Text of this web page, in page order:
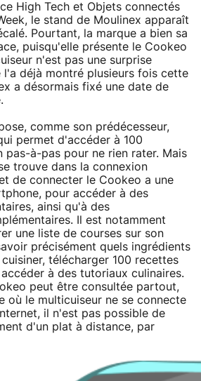
High Tech et Objets connectés
le stand de Moulinex apparaît
Pourtant, la marque a bien sa
puisqu'elle présente le Cookeo
n'est pas une surprise
l'a déjà montré plusieurs fois cette
a désormais fixé une date de
comme son prédécesseur,
permet d'accéder à 100
pas-à-pas pour ne rien rater. Mais
trouve dans la connexion
de connecter le Cookeo a une
pour accéder à des
ainsi qu'à des
Il est notamment
une liste de courses sur son
précisément quels ingrédients
télécharger 100 recettes
à des tutoriaux culinaires.
peut être consultée partout,
où le multicuiseur ne se connecte
il n'est pas possible de
d'un plat à distance, par